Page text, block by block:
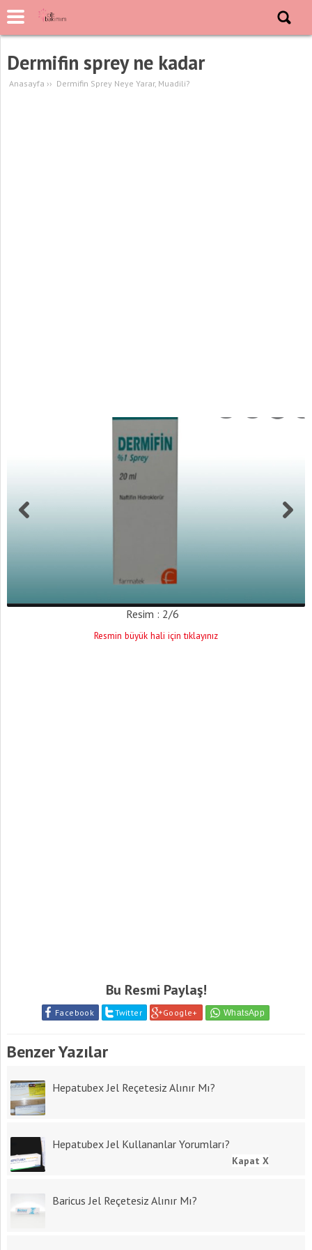
Dermifin sprey ne kadar
Anasayfa ›› Dermifin Sprey Neye Yarar, Muadili?
Resim : 2/6
Resmin büyük hali için tıklayınız
Bu Resmi Paylaş!
Facebook Twitter Google+
Benzer Yazılar
Hepatubex Jel Reçetesiz Alınır Mı?
Hepatubex Jel Kullananlar Yorumları?
Baricus Jel Reçetesiz Alınır Mı?
Kapat X